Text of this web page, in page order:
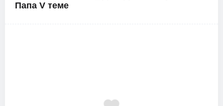
Папа V теме